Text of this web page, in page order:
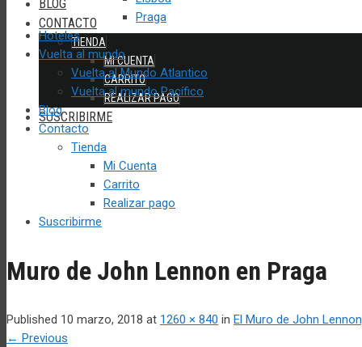
BLOG
CONTACTO
TIENDA
MI CUENTA
CARRITO
REALIZAR PAGO
SUSCRIBIRME
Praga
Hoteles
Vuelta al mundo
Vuelta al Mundo Atlantico
Vuelta al mundo Pacífico
Blog
Contacto
Tienda
Mi Cuenta
Carrito
Realizar pago
Suscribirme
Muro de John Lennon en Praga
Published 10 marzo, 2018 at 1260 × 840 in El Muro de John
← Previous